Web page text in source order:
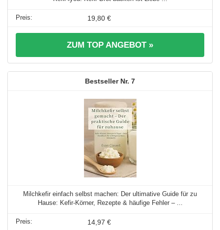
19,80 €
ZUM TOP ANGEBOT »
7
Milchkefir einfach selbst machen: Der ultimative Guide für zu
Hause: Kefir-Körner, Rezepte & häufige Fehler – ...
14,97 €